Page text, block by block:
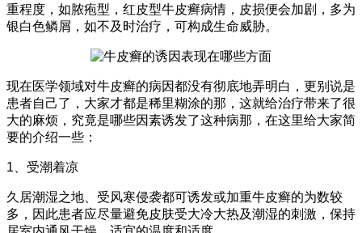
重程度，如脓疱型，红皮型牛皮癣病情，皮损便会加剧，多为
银白色鳞屑，如不及时治疗，可构成生命威胁。
现在医学领域对牛皮癣的病因都没有彻底地弄明白，更别说是
患者自己了，大家才都是稀里糊涂的那，这就给治疗带来了很
大的麻烦，究竟是哪些因素诱发了这种病那，在这里给大家简
要的介绍一些：
1、受潮着凉
久居潮湿之地、受风寒侵袭都可诱发或加重牛皮癣的为数较
多，因此患者应尽量避免皮肤受大冷大热及潮湿的刺激，保持